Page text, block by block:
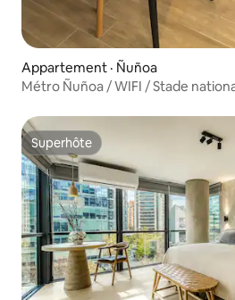
Appartement · Ñuñoa
Métro Ñuñoa / WIFI / Stade
Superhôte
Superhôte